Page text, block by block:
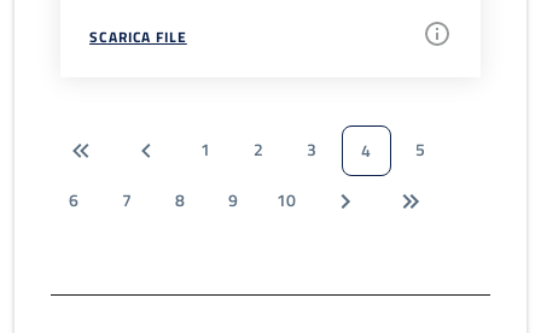
SCARICA FILE
1 2 3 4
5
6
7 8 9 10